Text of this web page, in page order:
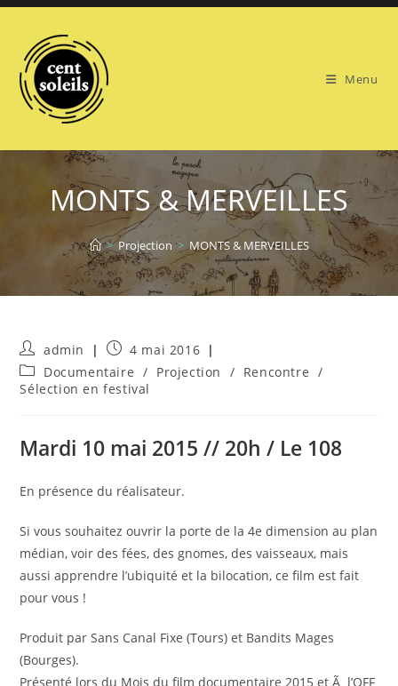
Skip
content
Menu
MONTS & MERVEILLES
> Projection > MONTS & MERVEILLES
Auteur/autrice
de
la
publication :
admin
Publication
publiée :
4 mai 2016
Post
category:
Documentaire / Projection / Rencontre /
Sélection en festival
Mardi 10 mai 2015 // 20h / Le 108
En présence du réalisateur.
Si vous souhaitez ouvrir la porte de la 4e dimension au plan
médian, voir des fées, des gnomes, des vaisseaux, mais
aussi apprendre l’ubiquité et la bilocation, ce film est fait
pour vous !
Produit par Sans Canal Fixe (Tours) et Bandits Mages
(Bourges).
Présenté lors du Mois du film documentaire 2015 et Ã l’OFF